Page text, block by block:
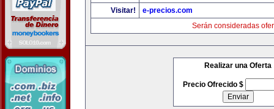
Visitar!
e-precios.com
Serán consideradas
Realizar una Oferta
Precio Ofrecido $